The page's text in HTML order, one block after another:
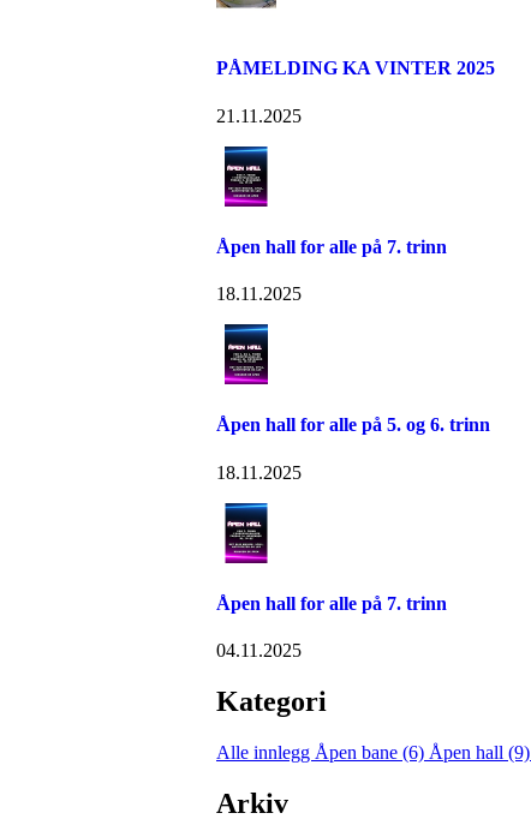
PÅMELDING KA VINTER 2025
21.11.2025
Åpen hall for alle på 7. trinn
18.11.2025
Åpen hall for alle på 5. og 6. trinn
18.11.2025
Åpen hall for alle på 7. trinn
04.11.2025
Kategori
Alle innlegg Åpen bane (6) Åpen hall (9)
Arkiv